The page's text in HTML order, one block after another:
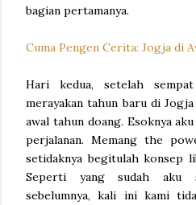
bagian pertamanya.
Cuma Pengen Cerita: Jogja di
Hari kedua, setelah
merayakan tahun baru di
awal tahun doang. Esoknya
perjalanan. Memang the
setidaknya begitulah konsep
Seperti yang sudah aku
sebelumnya, kali ini kami